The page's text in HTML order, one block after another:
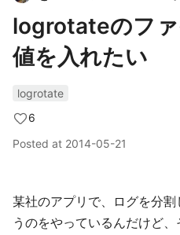
logrotateのフ
値を入れたい
logrotate
6
Posted at 2014-05-21
某社のアプリで、ログを分
うのをやっているんだけど